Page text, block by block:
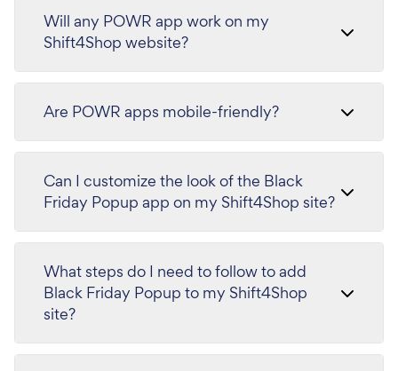
Will any POWR app work on my
Shift4Shop website?
Are POWR apps mobile-friendly?
Can I customize the look of the Black
Friday Popup app on my Shift4Shop site?
What steps do I need to follow to add
Black Friday Popup to my Shift4Shop
site?